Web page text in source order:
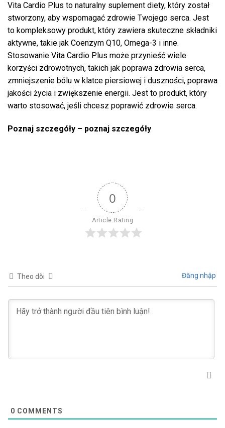
Vita Cardio Plus to naturalny suplement diety, który został
stworzony, aby wspomagać zdrowie Twojego serca. Jest
to kompleksowy produkt, który zawiera skuteczne składniki
aktywne, takie jak Coenzym Q10, Omega-3 i inne.
Stosowanie Vita Cardio Plus może przynieść wiele
korzyści zdrowotnych, takich jak poprawa zdrowia serca,
zmniejszenie bólu w klatce piersiowej i duszności, poprawa
jakości życia i zwiększenie energii. Jest to produkt, który
warto stosować, jeśli chcesz poprawić zdrowie serca.
Poznaj szczegóły – poznaj szczegóły
0
Article Rating
Theo dõi Đăng nhập
0 COMMENTS